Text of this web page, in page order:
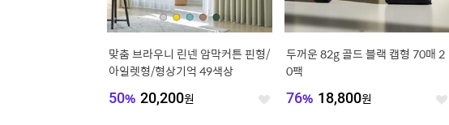
맞춤 브라우니 린넨 암막커튼 핀형/
아일렛형/형상기억 49색상
50% 20,200원 좋
두꺼운 82g 골드 블랙 캡형 70매 2
0팩
76% 18,800원 좋